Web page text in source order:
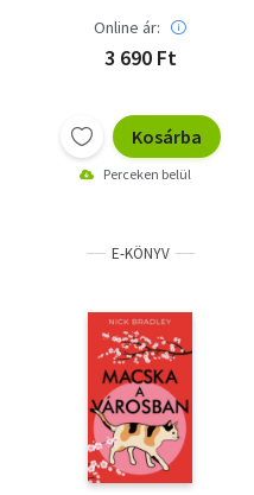
Online ár:
3 690 Ft
Kosárba
Perceken belül
E-KÖNYV